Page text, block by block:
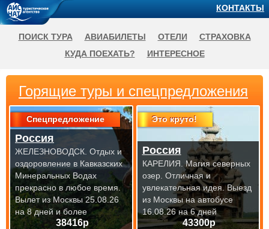
Горящие туры и спецпредложения
Спецпредложение
38416р
Россия
ЖЕЛЕЗНОВОДСК. Отдых и
оздоровление в Кавказских
Минеральных Водах
прекрасно в любое время.
Вылет из Москвы 25.08.26
на 8 дней и более
Это круто!
43300р
Россия
КАРЕЛИЯ. Магия северных
озер. Отличная и
увлекательная идея.Выезд
из Москвы на автобусе
16.08.26 на 6 дней
КОНТАКТЫ
ПОИСК ТУРА АВИАБИЛЕТЫ ОТЕЛИ
СТРАХОВКА
КУДА ПОЕХАТЬ?
ИНТЕРЕСНОЕ